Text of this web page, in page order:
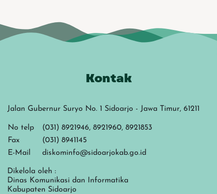
Kontak
Jalan Gubernur Suryo No. 1 Sidoarjo - Jawa Timur, 61211
No telp
(031) 8921946, 8921960, 8921853
Fax
(031) 8941145
E-Mail
diskominfo@sidoarjokab.go.id
Dikelola oleh :
Dinas Komunikasi dan Informatika
Kabupaten Sidoarjo